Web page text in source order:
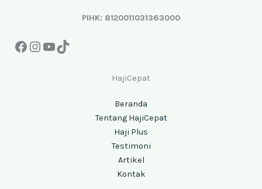
PIHK: 8120011031363000
HajiCepat
Beranda
Tentang HajiCepat
Haji Plus
Testimoni
Artikel
Kontak